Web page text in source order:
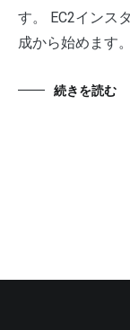
す。 EC2インス
成から始めます
続きを読む